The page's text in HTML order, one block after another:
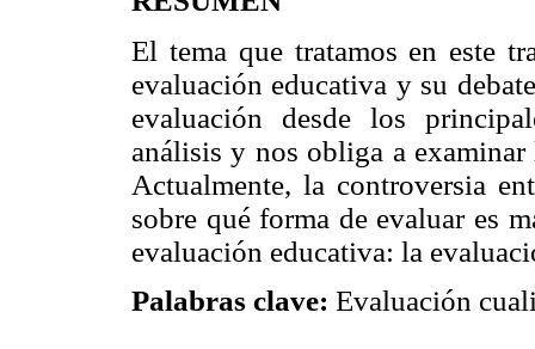
El tema que tratamos en este
evaluación educativa y su
evaluación desde los
análisis y nos obliga a
Actualmente, la controversia
sobre qué forma de evaluar es
evaluación educativa: la
Palabras clave: Evaluación